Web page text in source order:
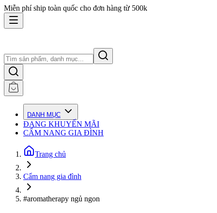
Miễn phí ship toàn quốc cho đơn hàng từ 500k
DANH MỤC
ĐANG KHUYẾN MÃI
CẨM NANG GIA ĐÌNH
Trang chủ
Cẩm nang gia đình
#aromatherapy ngủ ngon